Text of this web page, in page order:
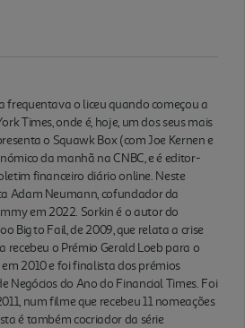
frequentava o liceu quando começou a
Times, onde é, hoje, um dos seus mais
o Squawk Box (com Joe Kernen e
da manhã na CNBC, e é editor-
financeiro diário online. Neste
Adam Neumann, cofundador da
em 2022. Sorkin é o autor do
Big to Fail, de 2009, que relata a crise
recebeu o Prémio Gerald Loeb para o
2010 e foi finalista dos prémios
Negócios do Ano do Financial Times. Foi
num filme que recebeu 11 nomeações
é também cocriador da série